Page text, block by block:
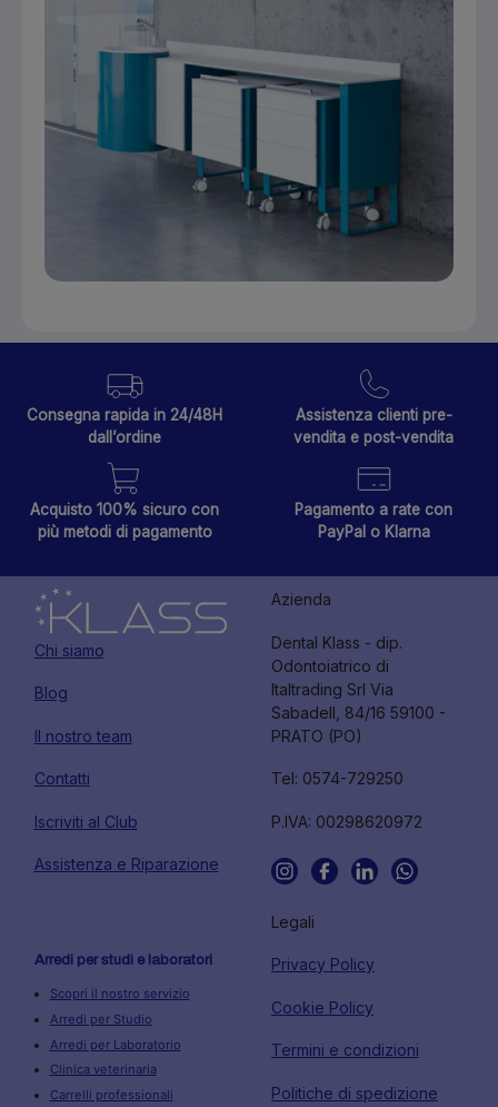
Consegna rapida in 24/48H
dall’ordine
Assistenza clienti pre-
vendita e post-vendita
Acquisto 100% sicuro con
più metodi di pagamento
Pagamento a rate con
PayPal o Klarna
Chi siamo
Blog
Il nostro team
Contatti
Iscriviti al Club
Assistenza e Riparazione
Azienda
Dental Klass - dip.
Odontoiatrico di
Italtrading Srl Via
Sabadell, 84/16 59100 -
PRATO (PO)
Tel: 0574-729250
P.IVA: 00298620972
Arredi per studi e laboratori
Scopri il nostro servizio
Arredi per Studio
Arredi per Laboratorio
Clinica veterinaria
Carrelli professionali
Legali
Privacy Policy
Cookie Policy
Termini e condizioni
Politiche di spedizione